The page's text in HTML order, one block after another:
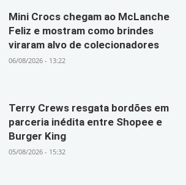
Mini Crocs chegam ao McLanche
Feliz e mostram como brindes
viraram alvo de colecionadores
06/08/2026 - 13:22
Terry Crews resgata bordões em
parceria inédita entre Shopee e
Burger King
05/08/2026 - 15:32